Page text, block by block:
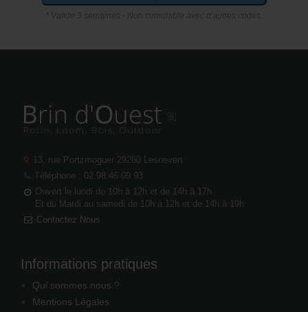
13, rue Portzmoguer 29260 Lesneven
Téléphone : 02 98 46 09 93
Ouvert le lundi de 10h à 12h et de 14h à 17h
Et du Mardi au samedi de 10h à 12h et de 14h à 19h
Contactez Nous
Informations pratiques
Qui sommes nous ?
Mentions Légales